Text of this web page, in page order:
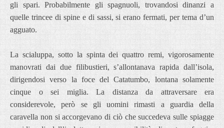
gli spari. Probabilmente gli spagnuoli, trovandosi dinanzi a
quelle trincee di spine e di sassi, si erano fermati, per tema d’un
agguato.
La scialuppa, sotto la spinta dei quattro remi, vigorosamente
manovrati dai due filibustieri, s’allontanava rapida dall’isola,
dirigendosi verso la foce del Catatumbo, lontana solamente
cinque o sei miglia. La distanza da attraversare era
considerevole, però se gli uomini rimasti a guardia della
caravella non si accorgevano di ciò che succedeva sulle spiagge